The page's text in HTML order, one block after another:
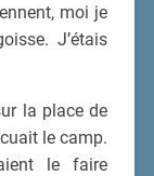
moi je
J’étais
la place de
le camp.
le faire